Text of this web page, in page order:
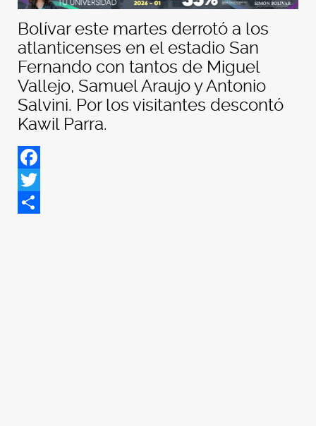
Bolívar este martes derrotó a los
atlanticenses en el estadio San
Fernando con tantos de Miguel
Vallejo, Samuel Araujo y Antonio
Salvini. Por los visitantes descontó
Kawil Parra.
Facebook
Twitter